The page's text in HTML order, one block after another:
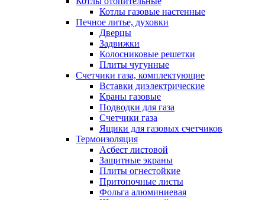
Котлы газовые настенные
Печное литье, духовки
Дверцы
Задвижки
Колосниковые решетки
Плиты чугунные
Счетчики газа, комплектующие
Вставки диэлектрические
Краны газовые
Подводки для газа
Счетчики газа
Ящики для газовых счетчиков
Термоизоляция
Асбест листовой
Защитные экраны
Плиты огнестойкие
Притопочные листы
Фольга алюминиевая